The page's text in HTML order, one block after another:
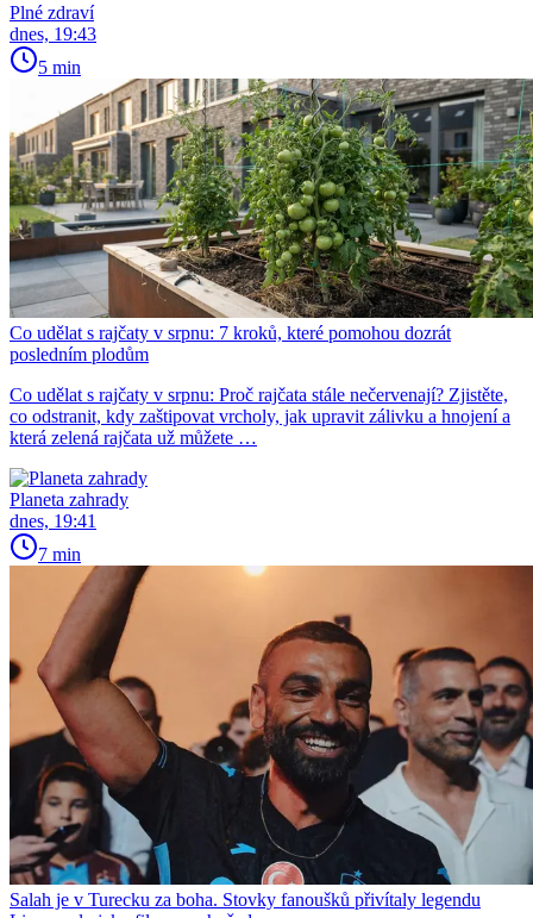
Plné zdraví
dnes, 19:43
5 min
Co udělat s rajčaty v srpnu: 7 kroků, které pomohou dozrát
posledním plodům
Co udělat s rajčaty v srpnu: Proč rajčata stále nečervenají? Zjistěte,
co odstranit, kdy zaštipovat vrcholy, jak upravit zálivku a hnojení a
která zelená rajčata už můžete …
Planeta zahrady
dnes, 19:41
7 min
Salah je v Turecku za boha. Stovky fanoušků přivítaly legendu